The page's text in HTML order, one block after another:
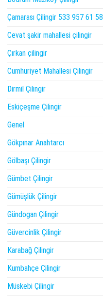
Çamarası Çilingir 533 957 61 58
Cevat şakir mahallesi çilingir
Çırkan çilingir
Cumhuriyet Mahallesi Çilingir
Dirmil Çilingir
Eskiçeşme Çilingir
Genel
Gökpınar Anahtarcı
Gölbaşı Çilingir
Gümbet Çilingir
Gümüşlük Çilingir
Gündogan Çilingir
Güvercinlik Çilingir
Karabağ Çilingir
Kumbahçe Çilingir
Müskebi Çilingir